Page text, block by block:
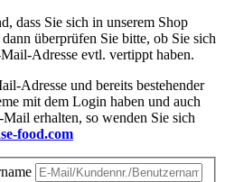
dass Sie sich in unserem Shop
überprüfen Sie bitte, ob Sie sich
Adresse evtl. vertippt haben.
Adresse und bereits bestehender
mit dem Login haben und auch
erhalten, so wenden Sie sich
food.com